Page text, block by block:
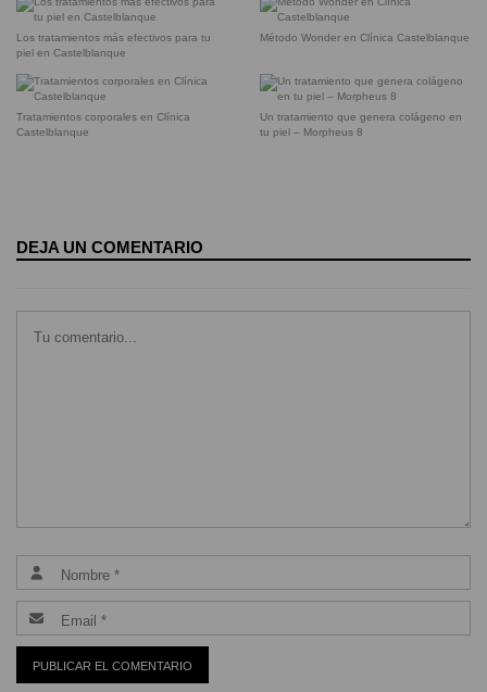
Los tratamientos más efectivos para tu
piel en Castelblanque
Método Wonder en Clínica Castelblanque
Tratamientos corporales en Clínica
Castelblanque
Un tratamiento que genera colágeno en
tu piel – Morpheus 8
DEJA UN COMENTARIO